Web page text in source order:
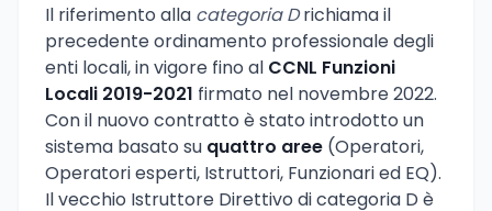
Il riferimento alla categoria Drichiama il
precedente ordinamento professionale degli
enti locali, in vigore fino al CCNL Funzioni
Locali 2019-2021 firmato nel novembre 2022.
Con il nuovo contratto è stato introdotto un
sistema basato su quattro aree (Operatori,
Operatori esperti, Istruttori, Funzionari ed EQ).
Il vecchio Istruttore Direttivo di categoria D è